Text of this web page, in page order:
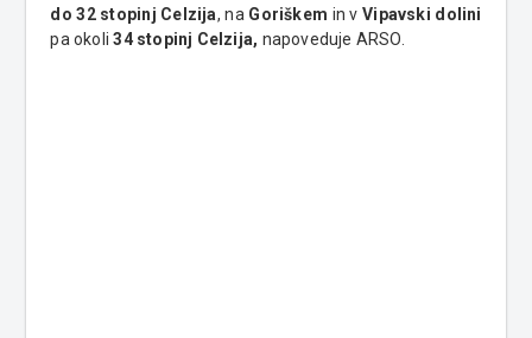
do 32 stopinj Celzija, na Goriškem in vVipavski dolini
pa okoli34 stopinj Celzija, napoveduje ARSO.